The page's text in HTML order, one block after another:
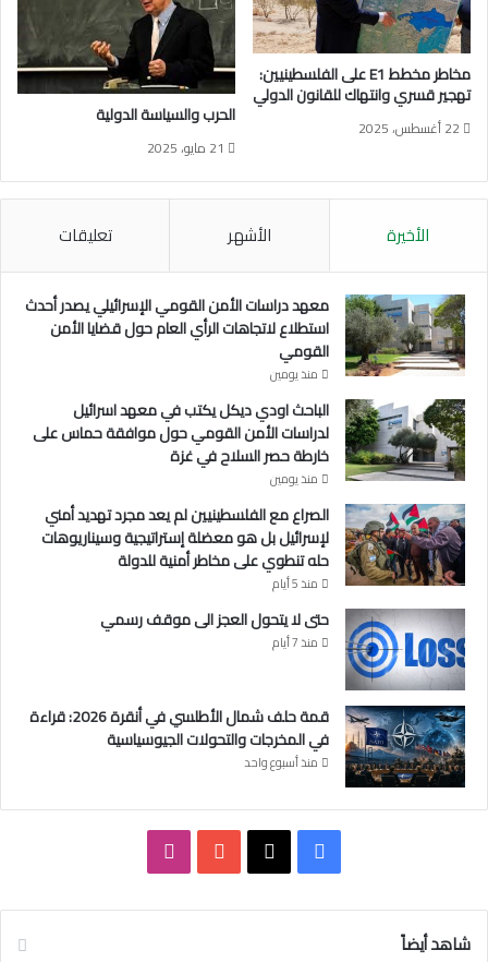
ر
ا
س
ة
ا
ح
ا
ا
ف
س
ة
د
مخاطر مخطط E1 على الفلسطينيين:
تهجير قسري وانتهاك للقانون الدولي
22 أغسطس، 2025
الحرب والسياسة الدولية
21 مايو، 2025
الأخيرة الأشهر تعليقات
معهد دراسات الأمن القومي الإسرائيلي يصدر أحدث
استطلاع لاتجاهات الرأي العام حول قضايا الأمن
القومي
منذ يومين
الباحث اودي ديكل يكتب في معهد اسرائيل
لدراسات الأمن القومي حول موافقة حماس على
خارطة حصر السلاح في غزة
منذ يومين
الصراع مع الفلسطينيين لم يعد مجرد تهديد أمني
لإسرائيل بل هو معضلة إستراتيجية وسيناريوهات
حله تنطوي على مخاطر أمنية للدولة
منذ 5 أيام
حتى لا يتحول العجز الى موقف رسمي
منذ 7 أيام
قمة حلف شمال الأطلسي في أنقرة 2026: قراءة
في المخرجات والتحولات الجيوسياسية
منذ أسبوع واحد
شاهد أيضاً